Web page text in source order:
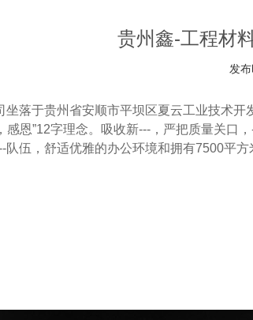
贵州鑫-工程材
发
落于贵州省安顺市平坝区夏云工业技术
恩”12字理念。吸收新---，严把质量关口
队伍，舒适优雅的办公环境和拥有7500平